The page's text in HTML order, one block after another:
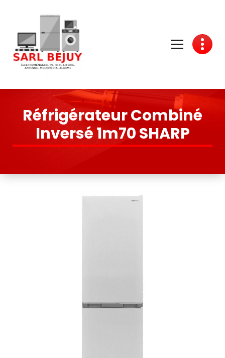
Content
Réfrigérateur Combiné
Inversé 1m70 SHARP